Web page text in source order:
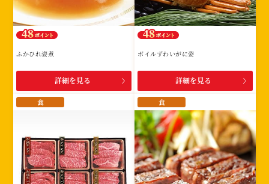
ふかひれ姿煮
詳細を見る
ボイルずわいがに姿
詳細を見る
食 食